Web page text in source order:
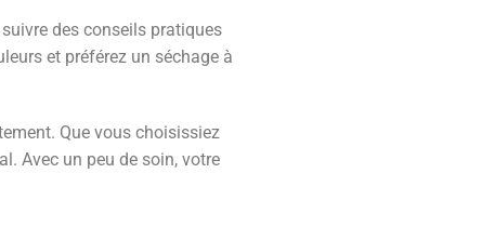
des conseils pratiques
et préférez un séchage à
Que vous choisissiez
Avec un peu de soin, votre